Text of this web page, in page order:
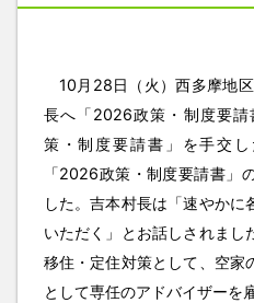
10月28日（火）西多摩地
長へ「2026政策・制度要
策・制度要請書」を手交
「2026政策・制度要請書」
した。吉本村長は「速やかに
いただく」とお話しされまし
移住・定住対策として、空家
として専任のアドバイザーを